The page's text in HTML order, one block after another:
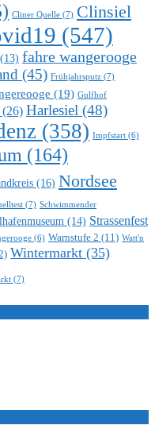
Cliner Quelle (7) Clinsiel
(547)
(13) fahre wangerooge
(45) Frühjahrsputz (7)
(19) Gulfhof
(26) Harlesiel (48)
(358) Impfstart (6)
(164)
(16) Nordsee
(7) Schwimmender
(14) Strassenfest
(6) Warnstufe 2 (11) Watt'n
Wintermarkt (35)
(7)